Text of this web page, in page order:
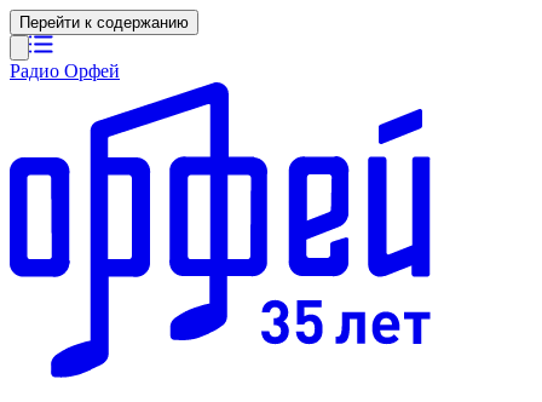
Перейти к содержанию
Радио Орфей